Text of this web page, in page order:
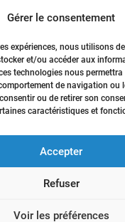
Gérer le consentement
expériences, nous utilisons
et/ou accéder aux
technologies nous
de navigation ou
ou de retirer son
caractéristiques et
Accepter
Refuser
Voir les préférences
et de l’ensemble
que ce soit au niveau
Accueil
Membres
Nous joindre
- Tous droits réservés © Chambre de
- 2024